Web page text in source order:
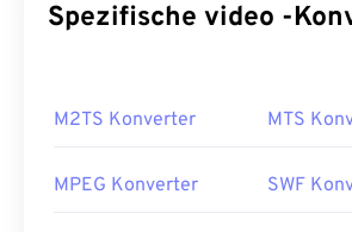
Spezifische video
M2TS Konverter MTS
MPEG Konverter SWF